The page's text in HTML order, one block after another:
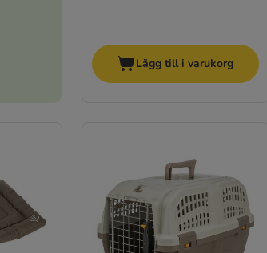
Lägg till i varukorg